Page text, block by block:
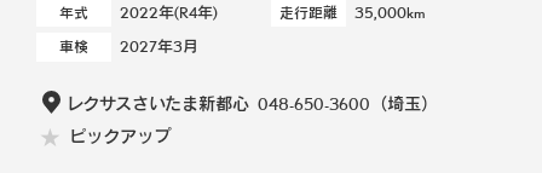
年式
2022年(R4年) 走行距離 35,000km
車検 2027年3月
レクサスさいたま新都心 048-650-3600 （埼玉）
ピックアップ